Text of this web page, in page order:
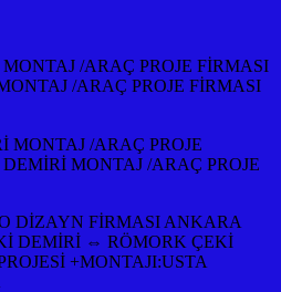
/ARAÇ PROJE FİRMASI
/ARAÇ PROJE FİRMASI
MONTAJ /ARAÇ PROJE
MONTAJ /ARAÇ PROJE
DİZAYN FİRMASI ANKARA
DEMİRİ ⇔ RÖMORK ÇEKİ
+MONTAJI:USTA